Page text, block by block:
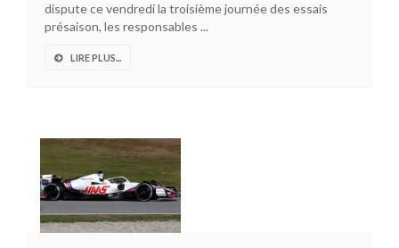
dispute ce vendredi la troisième journée des essais
présaison, les responsables ...
LIRE PLUS...